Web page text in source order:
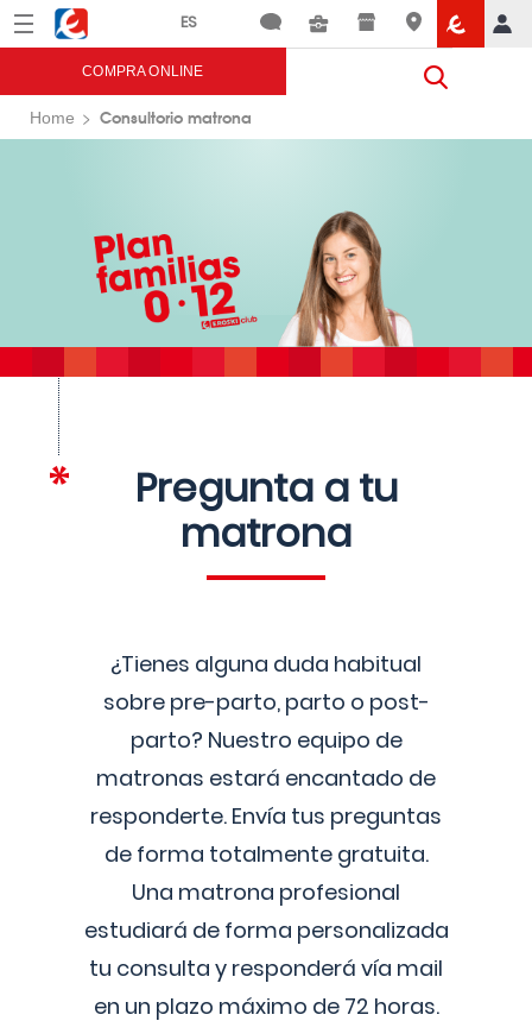
Menú Eroski
COMPRA ONLINE
Home Consultorio matrona
Pregunta a tu
matrona
¿Tienes alguna duda habitual
sobre pre-parto, parto o post-
parto? Nuestro equipo de
matronas estará encantado de
responderte. Envía tus preguntas
de forma totalmente gratuita.
Una matrona profesional
estudiará de forma personalizada
tu consulta y responderá vía mail
en un plazo máximo de 72 horas.